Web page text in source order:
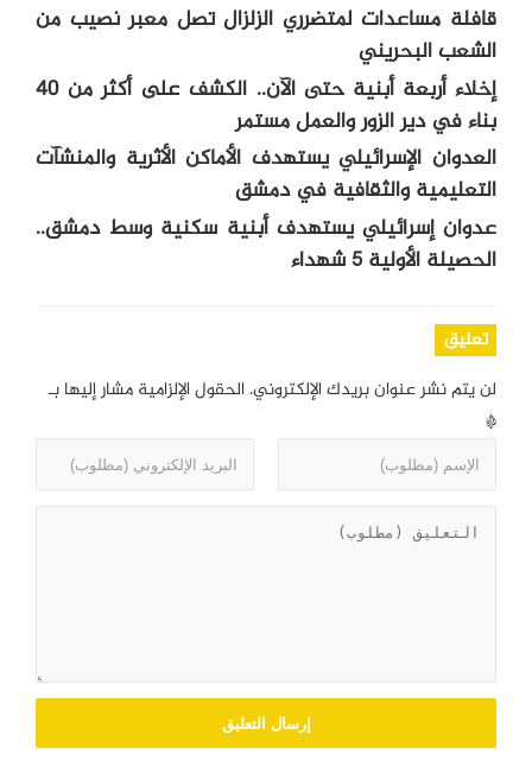
قافلة مساعدات لمتضرري الزلزال تصل معبر نصيب من
الشعب البحريني
إخلاء أربعة أبنية حتى الآن.. الكشف على أكثر من 40
بناء في دير الزور والعمل مستمر
العدوان الإسرائيلي يستهدف الأماكن الأثرية والمنشآت
التعليمية والثقافية في دمشق
عدوان إسرائيلي يستهدف أبنية سكنية وسط دمشق..
الحصيلة الأولية 5 شهداء
تعليق
لن يتم نشر عنوان بريدك الإلكتروني. الحقول الإلزامية مشار إليها بـ
*